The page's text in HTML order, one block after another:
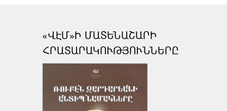
«ՎԷՄ»Ի ՄԱՏԵՆԱՇԱՐԻ
ՀՐԱՏԱՐԱԿՈՒԹՅՈՒՆՆԵՐԸ